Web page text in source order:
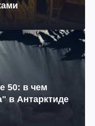
50: в чем
в Антарктиде